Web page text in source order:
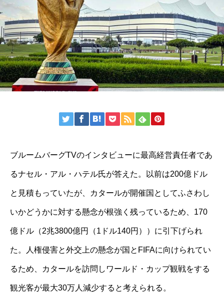
ブルームバーグTVのインタビューに最高経営責任者であ
るナセル・アル・ハテル氏が答えた。以前は200億ドル
と見積もっていたが、カタールが開催国としてふさわし
いかどうかに対する懸念が根強く残っているため、170
億ドル（2兆3800億円（1ドル140円））に引下げられ
た。人権侵害と外交上の懸念が国とFIFAに向けられてい
るため、カタールを訪問しワールド・カップ観戦をする
観光客が最大30万人減少すると考えられる。